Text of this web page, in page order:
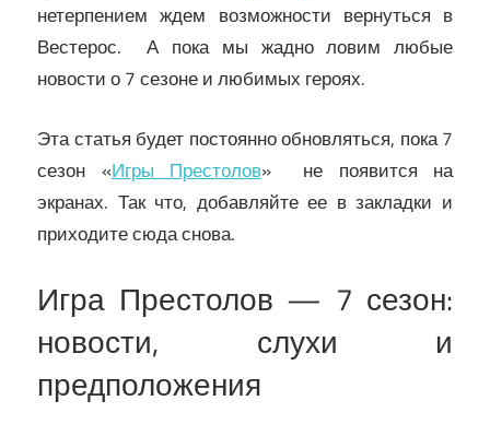
нетерпением ждем возможности вернуться в
Вестерос. А пока мы жадно ловим любые
новости о 7 сезоне и любимых героях.
Эта статья будет постоянно обновляться, пока 7
сезон «Игры Престолов» не появится на
экранах. Так что, добавляйте ее в закладки и
приходите сюда снова.
Игра Престолов — 7 сезон:
новости, слухи и
предположения